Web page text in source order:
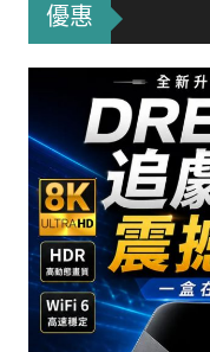
優惠